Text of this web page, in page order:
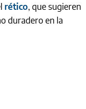
rético, que sugieren
duradero en la